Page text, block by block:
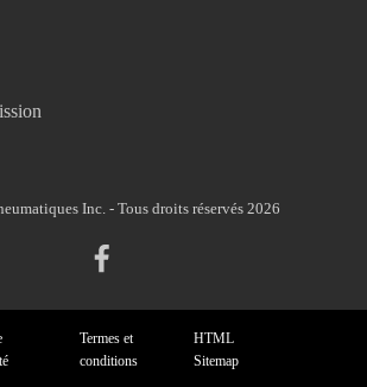
Inc. - Tous droits réservés 2026
Termes et
conditions
HTML
Sitemap